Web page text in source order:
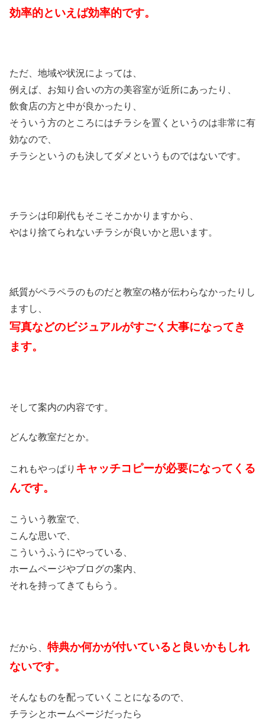
効率的といえば効率的です。
ただ、地域や状況によっては、
例えば、お知り合いの方の美容室が近所にあったり、
飲食店の方と中が良かったり、
そういう方のところにはチラシを置くというのは非常に有
効なので、
チラシというのも決してダメというものではないです。
チラシは印刷代もそこそこかかりますから、
やはり捨てられないチラシが良いかと思います。
紙質がペラペラのものだと教室の格が伝わらなかったりし
ますし、
写真などのビジュアルがすごく大事になってき
ます。
そして案内の内容です。
どんな教室だとか。
これもやっぱり キャッチコピーが必要になってくる
んです。
こういう教室で、
こんな思いで、
こういうふうにやっている、
ホームページやブログの案内、
それを持ってきてもらう。
だから、 特典か何かが付いていると良いかもしれ
ないです。
そんなものを配っていくことになるので、
チラシとホームページだったら